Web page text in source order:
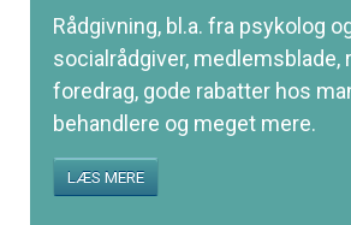
Rådgivning, bl.a. fra psykolog
socialrådgiver, medlemsblade,
foredrag, gode rabatter hos
behandlere og meget mere.
LÆS MERE